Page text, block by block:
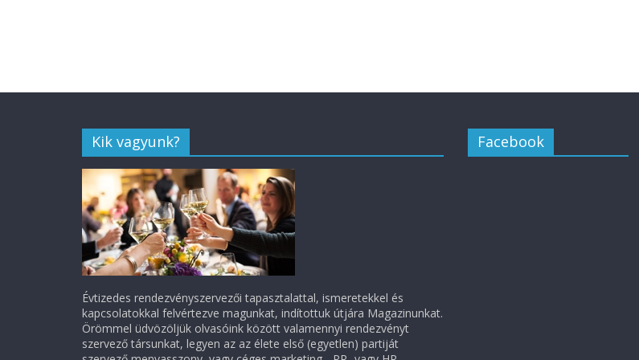
Kik vagyunk?
Évtizedes rendezvényszervezői tapasztalattal, ismeretekkel és
kapcsolatokkal felvértezve magunkat, indítottuk útjára Magazinunkat.
Örömmel üdvözöljük olvasóink között valamennyi rendezvényt
szervező társunkat, legyen az az élete első (egyetlen) partiját
Facebook